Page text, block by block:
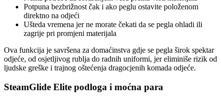
Potpuna bezbrižnost čak i ako peglu ostavite položenom
direktno na odjeći
Ušteda vremena jer ne morate čekati da se pegla ohladi ili
zagrije pri promjeni materijala
Ova funkcija je savršena za domaćinstva gdje se pegla širok spektar
odjeće, od osjetljivog rublja do radnih uniformi, jer eliminiše rizik od
ljudske greške i trajnog oštećenja dragocjenih komada odjeće.
SteamGlide Elite podloga i moćna para